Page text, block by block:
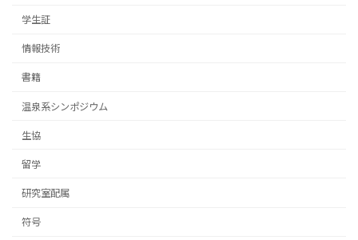
学生証
情報技術
書籍
温泉系シンポジウム
生協
留学
研究室配属
符号